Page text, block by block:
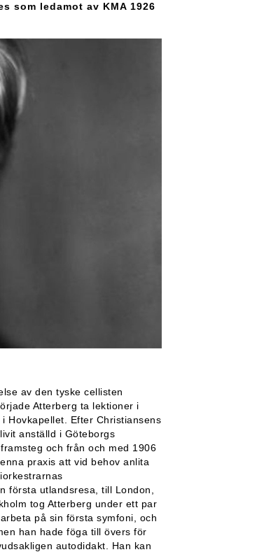
som ledamot av KMA 1926
av den tyske cellisten
Atterberg ta lektioner i
Hovkapellet. Efter Christiansens
anställd i Göteborgs
och från och med 1906
praxis att vid behov anlita
första utlandsresa, till London,
tog Atterberg under ett par
på sin första symfoni, och
han hade föga till övers för
autodidakt. Han kan